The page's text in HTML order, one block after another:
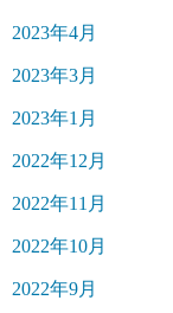
2023年4月
2023年3月
2023年1月
2022年12月
2022年11月
2022年10月
2022年9月